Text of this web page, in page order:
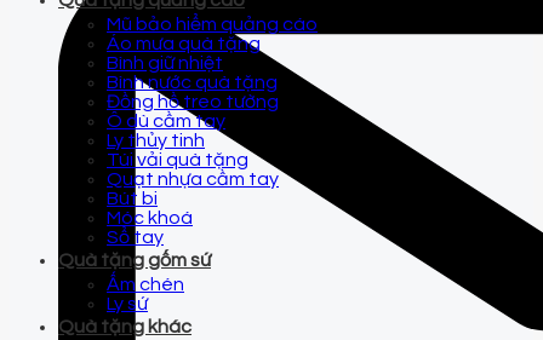
Mũ bảo hiểm quảng cáo
Áo mưa quà tặng
Bình giữ nhiệt
Bình nước quà tặng
Đồng hồ treo tường
Ô dù cầm tay
Ly thủy tinh
Túi vải quà tặng
Quạt nhựa cầm tay
Bút bi
Móc khoá
Sổ tay
Quà tặng gốm sứ
Ấm chén
Ly sứ
Quà tặng khác